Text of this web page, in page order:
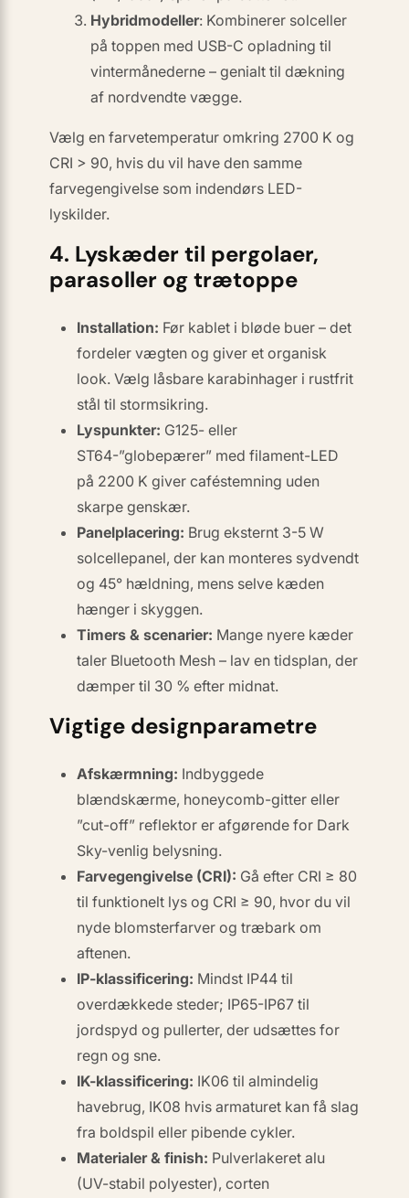
Hybridmodeller: Kombinerer solceller
på toppen med USB-C opladning til
vintermånederne – genialt til dækning
af nordvendte vægge.
Vælg en farvetemperatur omkring 2700 K og
CRI > 90, hvis du vil have den samme
farvegengivelse som indendørs LED-
lyskilder.
4. Lyskæder til pergolaer,
parasoller og trætoppe
Installation: Før kablet i bløde buer – det
fordeler vægten og giver et organisk
look. Vælg låsbare karabinhager i rustfrit
stål til storm­sikring.
Lyspunkter: G125- eller
ST64-”globepærer” med filament-LED
på 2200 K giver caféstemning uden
skarpe genskær.
Panelplacering: Brug eksternt 3-5 W
solcellepanel, der kan monteres sydvendt
og 45° hældning, mens selve kæden
hænger i skyggen.
Timers & scenarier: Mange nyere kæder
taler Bluetooth Mesh – lav en tidsplan, der
dæmper til 30 % efter midnat.
Vigtige designparametre
Afskærmning: Indbyggede
blændskærme, honeycomb-gitter eller
”cut-off” reflektor er afgørende for Dark
Sky-venlig belysning.
Farvegengivelse (CRI): Gå efter CRI ≥ 80
til funktionelt lys og CRI ≥ 90, hvor du vil
nyde blomsterfarver og træbark om
aftenen.
IP-klassificering: Mindst IP44 til
overdækkede steder; IP65-IP67 til
jordspyd og pullerter, der udsættes for
regn og sne.
IK-klassificering: IK06 til almindelig
havebrug, IK08 hvis armaturet kan få slag
fra boldspil eller pibende cykler.
Materialer & finish: Pulver­lakeret alu
(UV-stabil polyester), corten